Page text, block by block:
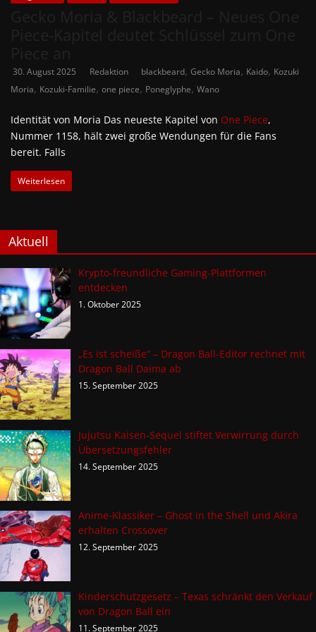
30. August 2025 Redaktion blackbeard, Gecko Moria, Kaido, Kozuki
Moria, Kozuki-Familie, one piece, Poneglyphe, Wano
Identität von Moria Das neueste Kapitel von One Piece,
Nummer 1158, hält zwei große Wendungen für die Fans
bereit. Falls
Weiterlesen
Aktuell
Krypto-freundliche Gaming-Plattformen
entdecken
1. Oktober 2025
„Es ist scheiße“ – Dragon Ball-Editor rechnet mit
Dragon Ball Daima ab
15. September 2025
Jujutsu Kaisen-Sequel stiftet Verwirrung durch
Übersetzungsfehler
14. September 2025
Anime-Klassiker – Ghost in the Shell und Akira
erhalten Crossover
12. September 2025
Kinderschutzgesetz – Texas schränkt den Verkauf
von Dragon Ball ein
11. September 2025